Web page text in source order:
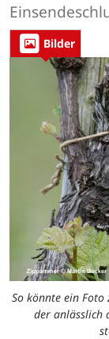
Bilder
So könnte ein Foto
der anlässlich